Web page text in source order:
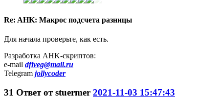
Re: AHK: Макрос подсчета разницы
Для начала проверьте, как есть.
Разработка AHK-скриптов:
e-mail dfiveg@mail.ru
Telegram jollycoder
31 Ответ отstuermer 2021-11-03 15:47:43